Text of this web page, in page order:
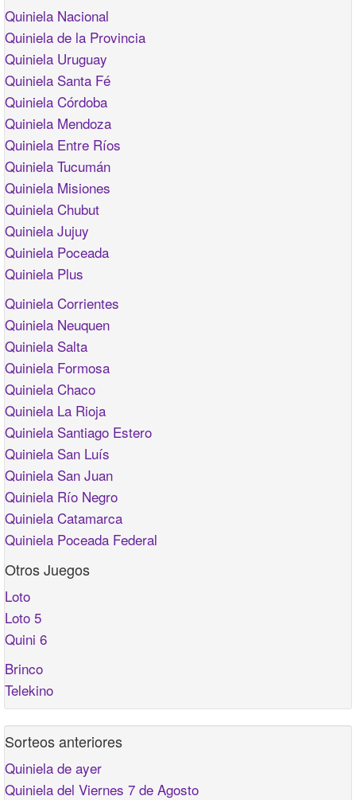
Quiniela Nacional
Quiniela de la Provincia
Quiniela Uruguay
Quiniela Santa Fé
Quiniela Córdoba
Quiniela Mendoza
Quiniela Entre Ríos
Quiniela Tucumán
Quiniela Misiones
Quiniela Chubut
Quiniela Jujuy
Quiniela Poceada
Quiniela Plus
Quiniela Corrientes
Quiniela Neuquen
Quiniela Salta
Quiniela Formosa
Quiniela Chaco
Quiniela La Rioja
Quiniela Santiago Estero
Quiniela San Luís
Quiniela San Juan
Quiniela Río Negro
Quiniela Catamarca
Quiniela Poceada Federal
Otros Juegos
Loto
Loto 5
Quini 6
Brinco
Telekino
Sorteos anteriores
Quiniela de ayer
Quiniela del Viernes 7 de Agosto